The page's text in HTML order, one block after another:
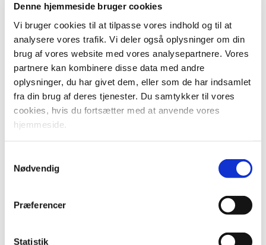
Denne hjemmeside bruger cookies
Vi bruger cookies til at tilpasse vores indhold og til at
analysere vores trafik. Vi deler også oplysninger om din
brug af vores website med vores analysepartnere. Vores
partnere kan kombinere disse data med andre
oplysninger, du har givet dem, eller som de har indsamlet
fra din brug af deres tjenester. Du samtykker til vores
cookies, hvis du fortsætter med at anvende vores
hjemmeside.
Nødvendig
Præferencer
Statistik
Socialistisk Folkeparti, Det Konservative Folkeparti,
Venstre og Dansk Folkeparti er enige om at justere
taxiloven. Det betyder blandt andet, at man fremover som
udgangspunkt skal kunne fremlægge dokumentation for
sine danskkundskaber for at blive optaget på
chaufførkurset.
Der er også enighed om at lave en ny vejledning om
forståelsen af overenskomstbestemmelsen i taxiloven, og
enighed om at tilpasse afgift- og gebyrsatserne for at få
udstedt et chaufførkort eller en tilladelse til
underfinansieret, så stigninger er uundgåelige for at